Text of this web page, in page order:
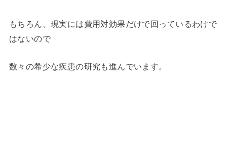
もちろん、現実には費用対効果だけで回っているわけで
はないので
数々の希少な疾患の研究も進んでいます。